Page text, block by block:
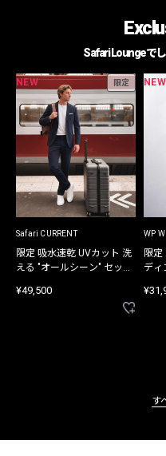
Safari Loungeで
NEW 限定
Safari CURRENT
限定 吸水速乾 UVカット 洗
える "オールシーン" セット
¥49,500
NEW
WP
限定
ディ
す